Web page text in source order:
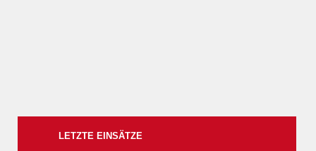
LETZTE EINSÄTZE